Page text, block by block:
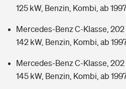
125 kW, Benzin, Kombi, ab
Mercedes-Benz C-Klasse, 202
142 kW, Benzin, Kombi, ab
Mercedes-Benz C-Klasse, 202
145 kW, Benzin, Kombi, ab